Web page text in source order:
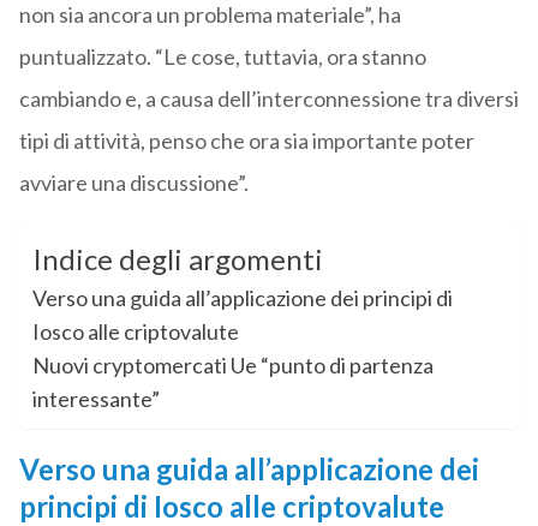
non sia ancora un problema materiale”, ha
puntualizzato. “Le cose, tuttavia, ora stanno
cambiando e, a causa dell’interconnessione tra diversi
tipi di attività, penso che ora sia importante poter
avviare una discussione”.
Indice degli argomenti
Verso una guida all’applicazione dei principi di
Iosco alle criptovalute
Nuovi cryptomercati Ue “punto di partenza
interessante”
Verso una guida all’applicazione dei
principi di Iosco alle criptovalute